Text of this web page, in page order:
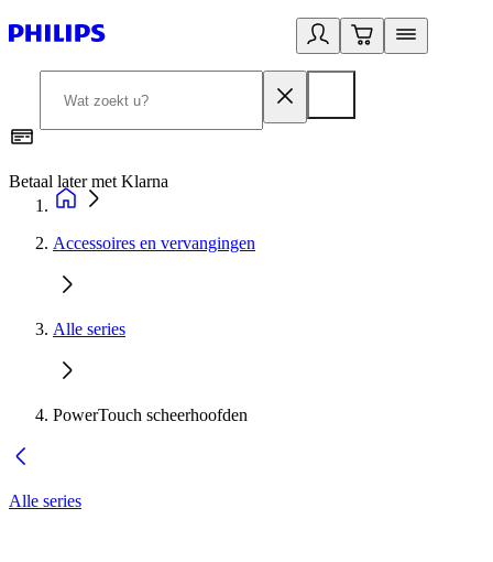
Betaal later met Klarna
Accessoires en vervangingen
Alle series
PowerTouch scheerhoofden
Alle series